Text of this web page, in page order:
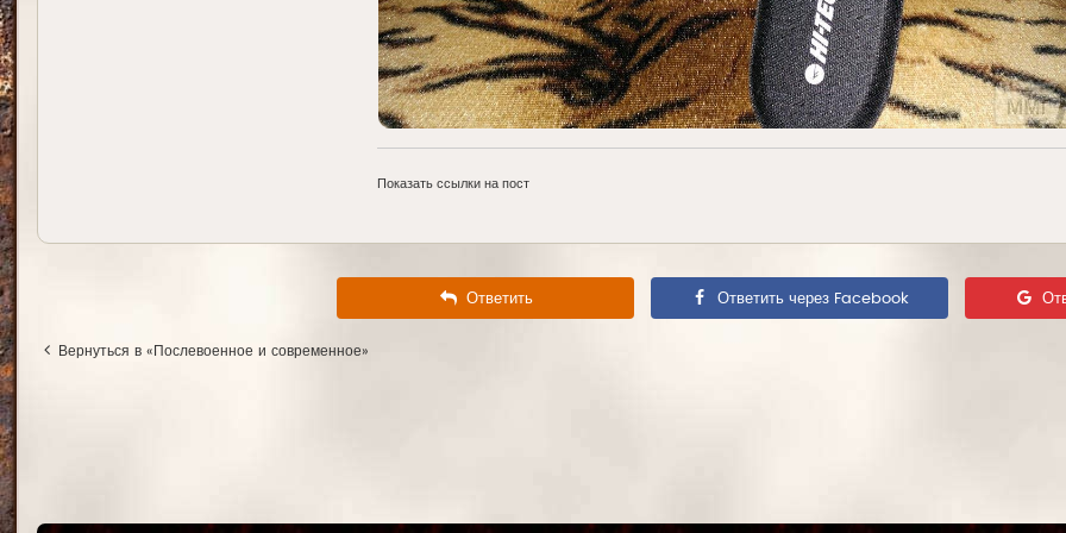
Показать ссылки на пост
Ответить Ответить через Facebook
Вернуться в «Послевоенное и современное»